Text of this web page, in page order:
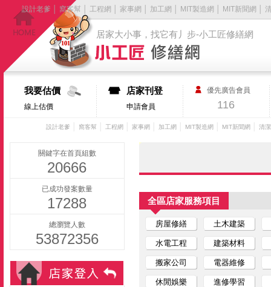
居家大小事，找它有丿步-小工匠修繕網
設計老爹 窩客幫 工程網 家事網 加工網 MIT製造網 MIT新聞網
我要估價
線上估價
店家刊登
申請會員
優先廣告會員
116
設計老爹 窩客幫 工程網 家事網 加工網 MIT製造網 MIT新聞網 清
關鍵字在首頁組數
20666
已成功發案數量
17288
總瀏覽人數
53872356
全區店家服務項目
房屋修繕 土木建築
水電工程 建築材料
搬家公司 電器維修
休閒娛樂 進修學習